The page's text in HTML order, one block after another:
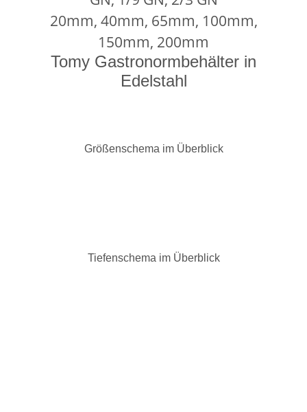
20mm, 40mm, 65mm, 100mm,
150mm, 200mm
Tomy Gastronormbehälter in
Edelstahl
Größenschema im Überblick
Tiefenschema im Überblick